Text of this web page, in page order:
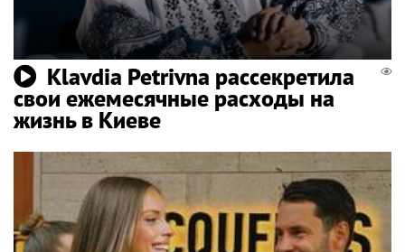
Klavdia Petrivna рассекретила
свои ежемесячные расходы на
жизнь в Киеве